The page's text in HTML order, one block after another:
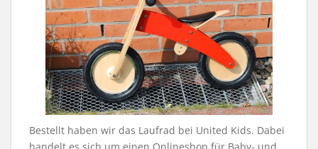
Bestellt haben wir das Laufrad bei United Kids. Dabei